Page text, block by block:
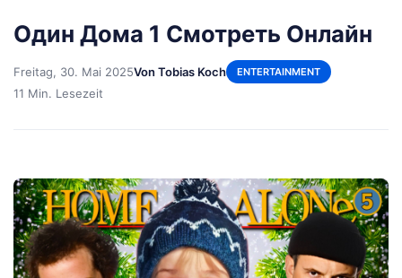
Один Дома 1 Смотреть Онлайн
Freitag, 30. Mai 2025Von Tobias Koch ENTERTAINMENT
11 Min. Lesezeit